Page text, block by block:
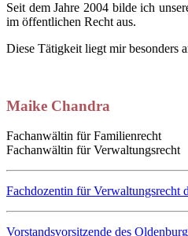
Seit dem Jahre 2004 bilde ich
im öffentlichen Recht aus.
Diese Tätigkeit liegt mir besonders
Maike Chandra
Fachanwältin für Familienrecht
Fachanwältin für Verwaltungsrecht
Fachdozentin für Verwaltungsrecht
Vorstandsvorsitzende des